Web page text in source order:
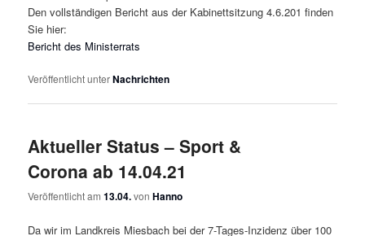
Den vollständigen Bericht aus der Kabinettsitzung 4.6.201 finden
Sie hier:
Bericht des Ministerrats
Veröffentlicht unterNachrichten
Aktueller Status – Sport &
Corona ab 14.04.21
Veröffentlicht am13.04.vonHanno
Da wir im Landkreis Miesbach bei der 7-Tages-Inzidenz über 100